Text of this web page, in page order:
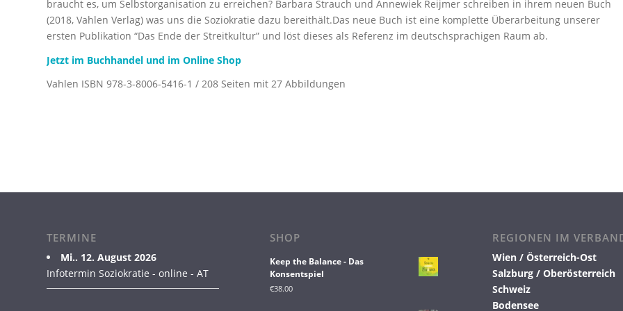
braucht es, um Selbstorganisation zu erreichen? Barbara Strauch und Annewiek Reijmer schreiben in ihrem neuen Buch
(2018, Vahlen Verlag) was uns die Soziokratie dazu bereithält.Das neue Buch ist eine komplette Überarbeitung unserer
ersten Publikation “Das Ende der Streitkultur” und löst dieses als Referenz im deutschsprachigen Raum ab.
Jetzt im Buchhandel und im Online Shop
Vahlen ISBN 978-3-8006-5416-1 / 208 Seiten mit 27 Abbildungen
TERMINE
Mi.. 12. August 2026
Infotermin Soziokratie - online - AT
SHOP
Keep the Balance - Das
Konsentspiel
€38.00
REGIONEN IM
Wien / Österreich-Ost
Salzburg / Oberösterreich
Schweiz
Bodensee